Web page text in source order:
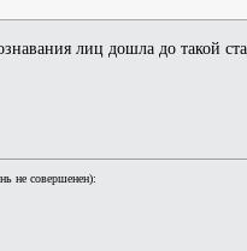
лиц дошла до
не совершенен):